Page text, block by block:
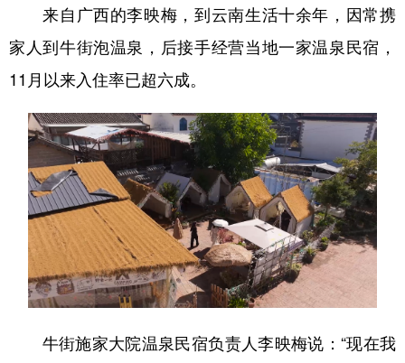
来自广西的李映梅，到云南生活十余年，因常携
家人到牛街泡温泉，后接手经营当地一家温泉民宿，
11月以来入住率已超六成。
牛街施家大院温泉民宿负责人李映梅说：“现在我